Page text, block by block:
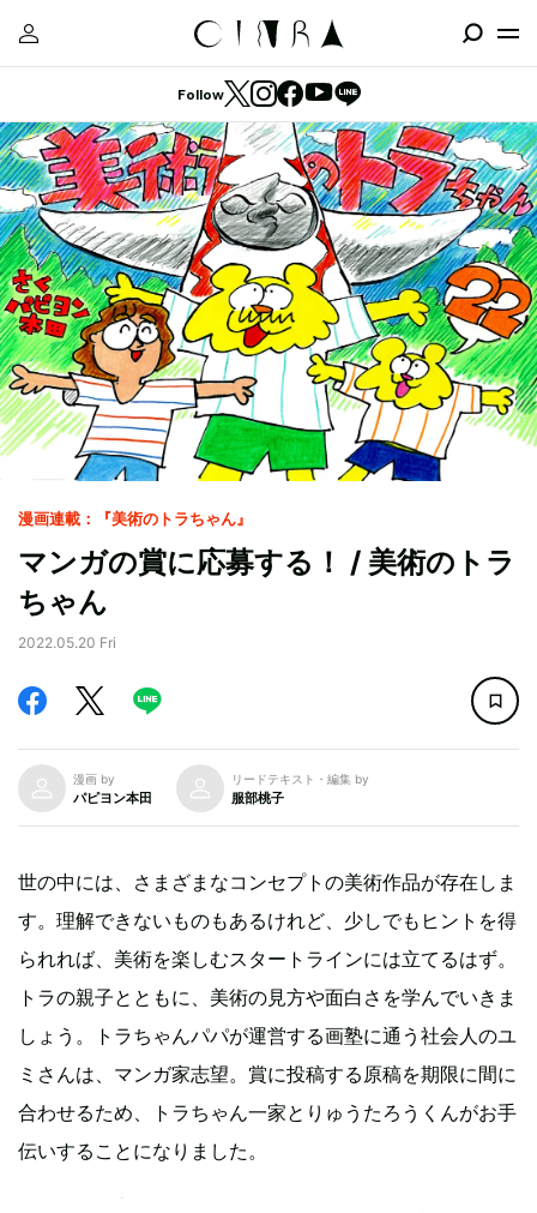
Follow
漫画連載：『美術のトラちゃん』
マンガの賞に応募する！ / 美術のトラ
ちゃん
2022.05.20 Fri
漫画 by
パピヨン本田
リードテキスト・編集 by
服部桃子
世の中には、さまざまなコンセプトの美術作品が存在しま
す。理解できないものもあるけれど、少しでもヒントを得
られれば、美術を楽しむスタートラインには立てるはず。
トラの親子とともに、美術の見方や面白さを学んでいきま
しょう。トラちゃんパパが運営する画塾に通う社会人のユ
ミさんは、マンガ家志望。賞に投稿する原稿を期限に間に
合わせるため、トラちゃん一家とりゅうたろうくんがお手
伝いすることになりました。